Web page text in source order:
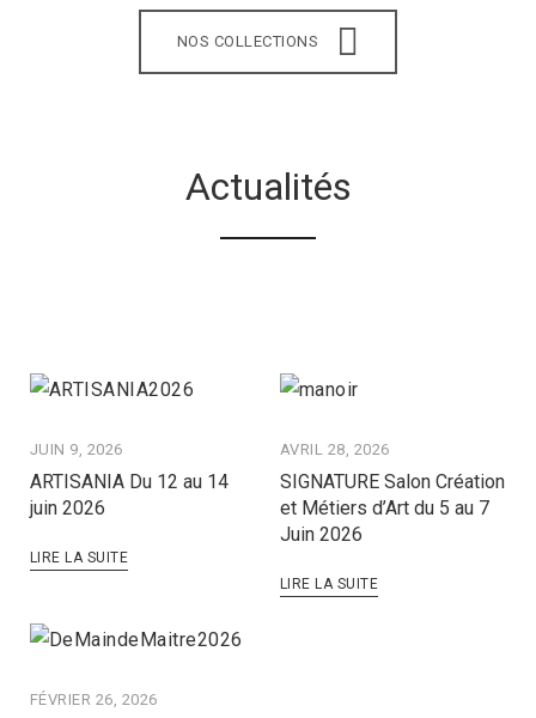
NOS COLLECTIONS
Actualités
JUIN 9, 2026
ARTISANIA Du 12 au 14
juin 2026
LIRE LA SUITE
AVRIL 28, 2026
SIGNATURE Salon Création
et Métiers d’Art du 5 au 7
Juin 2026
LIRE LA SUITE
FÉVRIER 26, 2026